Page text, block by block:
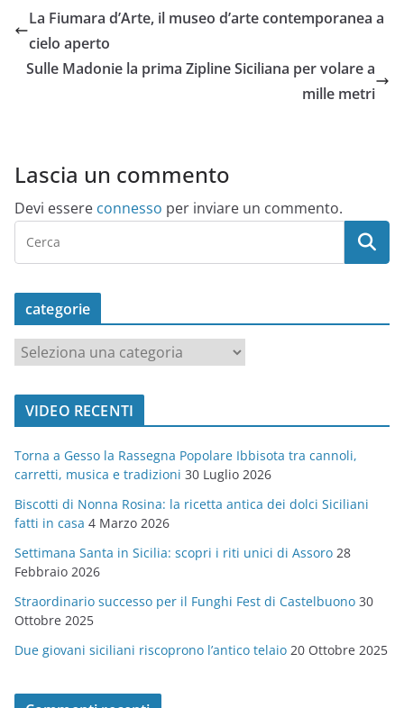
La Fiumara d’Arte, il museo d’arte contemporanea a
cielo aperto
Sulle Madonie la prima Zipline Siciliana per volare a
mille metri
Lascia un commento
Devi essere connesso per inviare un commento.
categorie
a
t
o
r
i
e
VIDEO RECENTI
Torna a Gesso la Rassegna Popolare Ibbisota tra cannoli,
carretti, musica e tradizioni 30 Luglio 2026
Biscotti di Nonna Rosina: la ricetta antica dei dolci Siciliani
fatti in casa 4 Marzo 2026
Settimana Santa in Sicilia: scopri i riti unici di Assoro 28
Febbraio 2026
Straordinario successo per il Funghi Fest di Castelbuono 30
Ottobre 2025
Due giovani siciliani riscoprono l’antico telaio 20 Ottobre 2025